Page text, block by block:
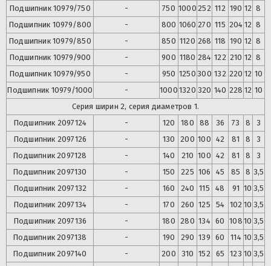
Подшипник 10979/750 - 750 1000 252 112 190 12 8
Подшипник 10979/800 - 800 1060 270 115 204 12 8
Подшипник 10979/850 - 850 1120 268 118 190 12 8
Подшипник 10979/900 - 900 1180 284 122 210 12 8
Подшипник 10979/950 - 950 1250 300 132 220 12 10
Подшипник 10979/1000 - 1000 1320 320 140 228 12 10
Серия ширин 2, серия диаметров 1.
Подшипник 2097124 - 120 180 88 36 73 8
3
Подшипник 2097126 - 130 200 100 42 81 8
3
Подшипник 2097128 - 140 210 100 42 81 8
3
Подшипник 2097130 - 150 225 106 45 85 8 3,5
Подшипник 2097132 - 160 240 115 48 91 10 3,5
Подшипник 2097134 - 170 260 125 54 102 10 3,5
Подшипник 2097136 - 180 280 134 60 108 10 3,5
Подшипник 2097138 - 190 290 139 60 114 10 3,5
Подшипник 2097140 - 200 310 152 65 123 10 3,5